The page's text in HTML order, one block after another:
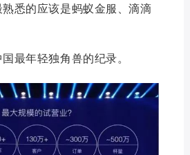
悉的应该是蚂蚁金服、滴滴
最年轻独角兽的纪录。